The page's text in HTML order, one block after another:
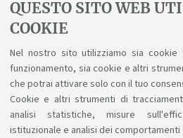
QUESTO SITO WEB
COOKIE
Nel nostro sito utilizziamo sia
funzionamento, sia cookie e altri
che potrai attivare solo con il tuo
Cookie e altri strumenti di
analisi statistiche, misure
istituzionale e analisi dei
Premio San Bellino
Temi relativi al Comune di San
Pubblicato il 17 marzo 2026
1 2 3 4 5